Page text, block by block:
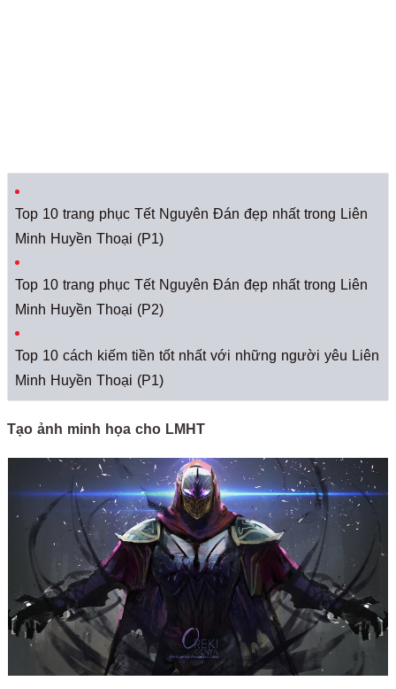
Top 10 trang phục Tết Nguyên Đán đẹp nhất trong Liên
Minh Huyền Thoại (P1)
Top 10 trang phục Tết Nguyên Đán đẹp nhất trong Liên
Minh Huyền Thoại (P2)
Top 10 cách kiếm tiền tốt nhất với những người yêu Liên
Minh Huyền Thoại (P1)
Tạo ảnh minh họa cho LMHT